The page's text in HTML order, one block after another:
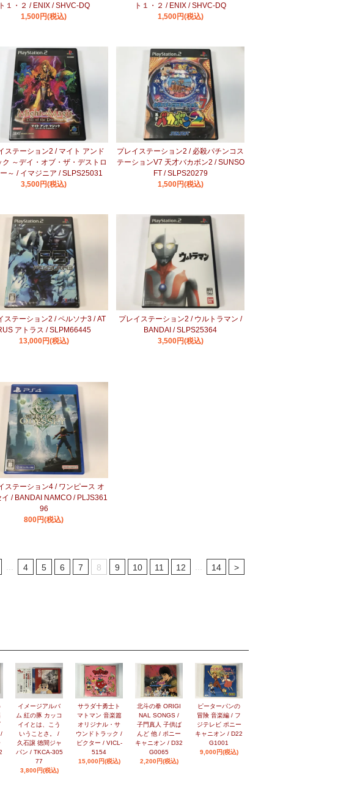
ト１・２ / ENIX / SHVC-DQ
1,500円(税込)
ト１・２ / ENIX / SHVC-DQ
1,500円(税込)
ステーション2 / マイト アンド
ク ～デイ・オブ・ザ・デストロ
～ / イマジニア / SLPS25031
3,500円(税込)
プレイステーション2 / 必殺パチンコス
テーションV7 天才バカボン2 / SUNSO
FT / SLPS20279
1,500円(税込)
ステーション2 / ペルソナ3 / AT
アトラス / SLPM66445
13,000円(税込)
プレイステーション2 / ウルトラマン /
BANDAI / SLPS25364
3,500円(税込)
ステーション4 / ワンピース オ
イ / BANDAI NAMCO / PLJS361
96
800円(税込)
4 5 6 7 8 9 10 11 12 14 >
イメージアルバ
ム 紅の豚 カッコ
イイとは、こう
いうことさ。 /
久石譲 徳間ジャ
パン / TKCA-305
77
3,800円(税込)
サラダ十勇士ト
マトマン 音楽篇
オリジナル・サ
ウンドトラック /
ビクター / VICL-
5154
15,000円(税込)
北斗の拳 ORIGI
NAL SONGS /
子門真人 子供ば
んど 他 / ポニー
キャニオン / D32
G0065
2,200円(税込)
ピーターパンの
冒険 音楽編 / フ
ジテレビ ポニー
キャニオン / D22
G1001
9,000円(税込)